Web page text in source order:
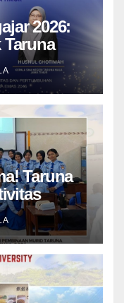
2026:
Taruna
Timur
Taruna
Tes